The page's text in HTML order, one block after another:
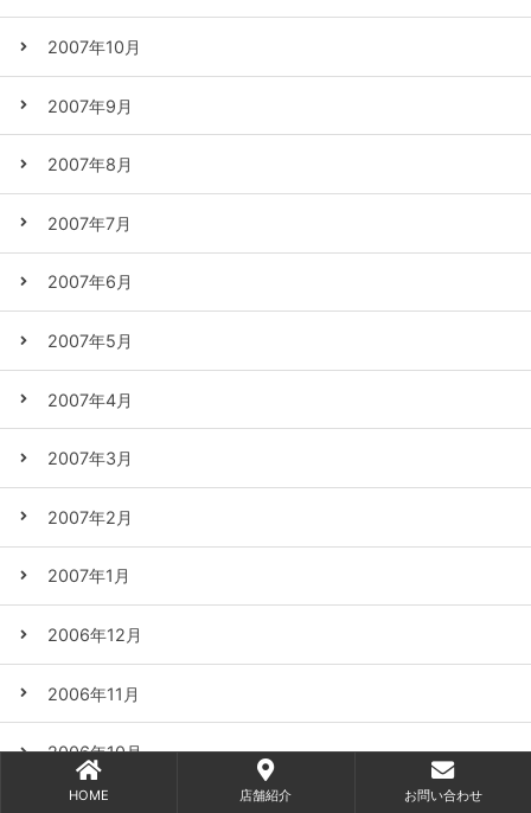
2007年10月
2007年9月
2007年8月
2007年7月
2007年6月
2007年5月
2007年4月
2007年3月
2007年2月
2007年1月
2006年12月
2006年11月
2006年10月
HOME 店舗紹介 お問い合わせ